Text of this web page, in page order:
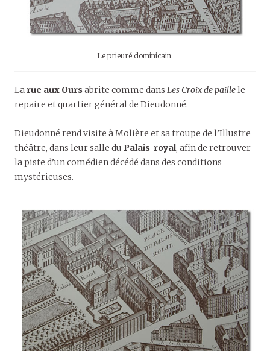
Le prieuré dominicain.
La rue aux Ours abrite comme dans Les Croix de paillele
repaire et quartier général de Dieudonné.
Dieudonné rend visite à Molière et sa troupe de l’Illustre
théâtre, dans leur salle du Palais-royal, afin de retrouver
la piste d’un comédien décédé dans des conditions
mystérieuses.